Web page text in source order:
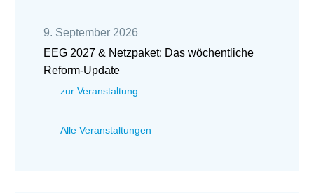
9. September 2026
EEG 2027 & Netzpaket: Das wöchentliche
Reform-Update
zur Veranstaltung
Alle Veranstaltungen